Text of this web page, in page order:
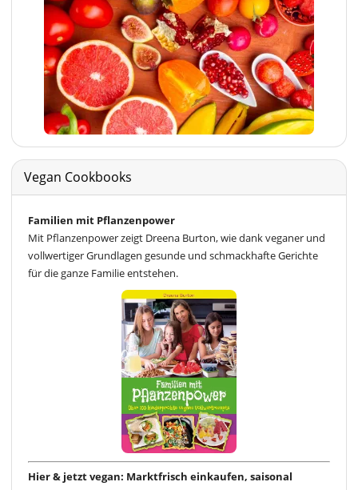
Vegan Cookbooks
Familien mit Pflanzenpower
Mit Pflanzenpower zeigt Dreena Burton, wie dank veganer und
vollwertiger Grundlagen gesunde und schmackhafte Gerichte
für die ganze Familie entstehen.
Hier & jetzt vegan: Marktfrisch einkaufen, saisonal